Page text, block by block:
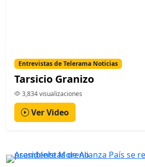
Entrevistas de Telerama Noticias
Tarsicio Granizo
3,834 visualizaciones
Ver Video